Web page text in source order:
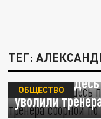
ТЕГ:
Украина и
уволили
ОБЩЕСТВО